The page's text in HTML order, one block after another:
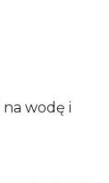
na wodę i